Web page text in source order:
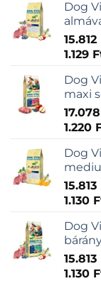
Dog
15.812
1.129
Dog
maxi
17.078
1.220
Dog
15.813
1.130
Dog
15.813
1.130